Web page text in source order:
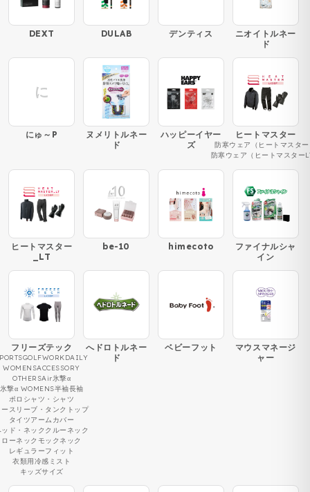
DEXT DULAB デンティス
ニオイトルネー
ド
に
にゅ～P
ヌメリトルネー
ド
ハッピーイヤー
ズ
ヒートマスター
防寒ウェア（ヒートマスタ
防寒ウェア（ヒートマスター
ヒートマスター
_LT
be-10 himecoto
ファイナルシャ
イン
フリーズテック
GOLFWORKDAILY
WOMENSACCESSORY
OTHERSAir氷撃α
氷撃α WOMENS半袖長袖
ポロシャツ・シャツ
ースリーブ・タンクトップ
タイツアームカバー
ッド・ネック クルーネック
ローネック モックネック
レギュラーフィット
衣類用冷感ミスト
キッズサイズ
へドロトルネー
ド
ベビーフット
マウスマネージ
ャー